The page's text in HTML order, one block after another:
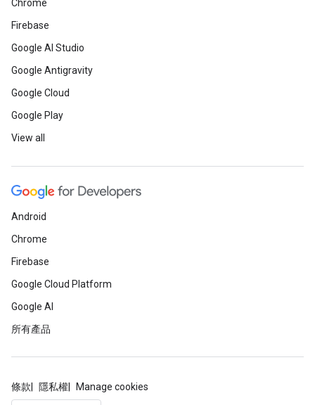
Chrome
Firebase
Google AI Studio
Google Antigravity
Google Cloud
Google Play
View all
Android
Chrome
Firebase
Google Cloud Platform
Google AI
所有產品
條款 隱私權 Manage cookies